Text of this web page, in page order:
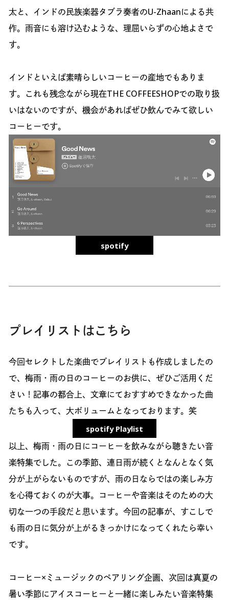
太と、インドの民族楽器タブラ奏者のU-Zhaanによる共
作。雨音にも溶け込むような、理屈いらずの心地よさで
す。
インドといえば素晴らしいコーヒーの産地でもありま
す。これも残念ながら現在THE COFFEESHOPでの取り扱
いはないのですが、機会があればぜひ飲んでみて欲しい
コーヒーです。
spotify
プレイリストはこちら
今回セレクトした楽曲でプレイリストも作成しましたの
で、梅雨・雨の日のコーヒーのお供に、ぜひご活用くだ
さい！記事の都合上、文章にておすすめできなかった曲
たちも入って、大ボリュームとなっております。笑
spotify Playlist
以上、梅雨・雨の日にコーヒーを飲みながら聴きたい音
楽特集でした。この季節、連日雨が続くとなんとなく気
分が上がらないものですが、雨の日ならではの楽しみ方
を心得ておくのが大事。コーヒーや音楽はそのための大
切な一つの手段だと思います。今回の記事が、すこしで
も雨の日に気分が上がるきっかけになってくれたら幸い
です。
コーヒー×ミュージックのペアリング企画、次回は真夏の
暑い季節にアイスコーヒーと一緒に楽しみたい音楽特集